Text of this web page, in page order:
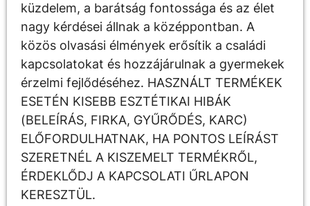
küzdelem, a barátság fontossága és az élet
nagy kérdései állnak a középpontban. A
közös olvasási élmények erősítik a családi
kapcsolatokat és hozzájárulnak a gyermekek
érzelmi fejlődéséhez. HASZNÁLT TERMÉKEK
ESETÉN KISEBB ESZTÉTIKAI HIBÁK
(BELEÍRÁS, FIRKA, GYŰRŐDÉS, KARC)
ELŐFORDULHATNAK, HA PONTOS LEÍRÁST
SZERETNÉL A KISZEMELT TERMÉKRŐL,
ÉRDEKLŐDJ A KAPCSOLATI ŰRLAPON
KERESZTÜL.